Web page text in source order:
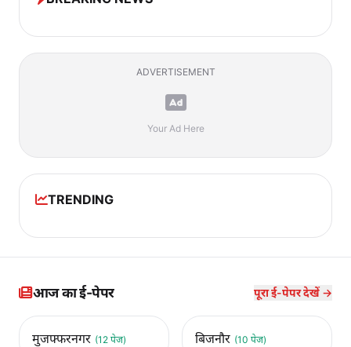
ADVERTISEMENT
Your Ad Here
TRENDING
आज का ई-पेपर पूरा ई-पेपर देखें →
मुजफ्फरनगर (12 पेज) बिजनौर (10 पेज)